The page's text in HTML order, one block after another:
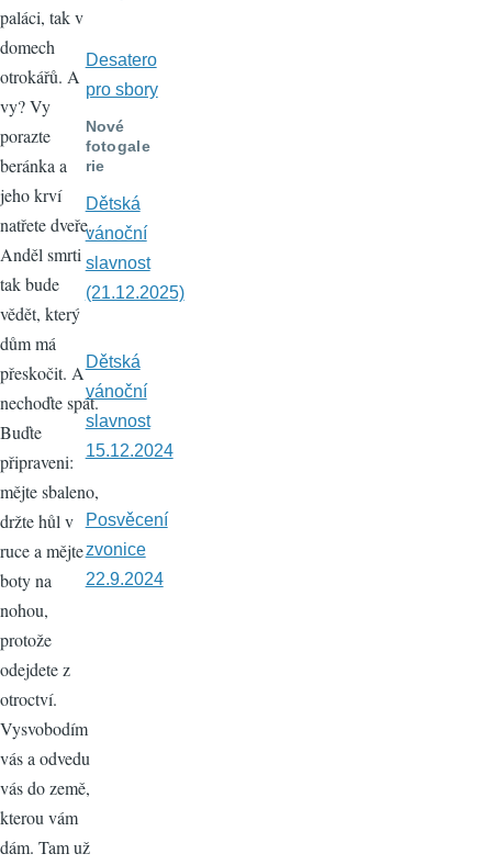
paláci, tak v
domech
otrokářů. A
vy? Vy
porazte
beránka a
jeho krví
natřete dveře.
Anděl smrti
tak bude
vědět, který
dům má
přeskočit. A
nechoďte spát.
Buďte
připraveni:
mějte sbaleno,
držte hůl v
ruce a mějte
boty na
nohou,
protože
odejdete z
otroctví.
Vysvobodím
vás a odvedu
vás do země,
kterou vám
dám. Tam už
Desatero
pro sbory
Nové
fotogale
rie
Dětská
vánoční
slavnost
(21.12.2025)
Dětská
vánoční
slavnost
15.12.2024
Posvěcení
zvonice
22.9.2024